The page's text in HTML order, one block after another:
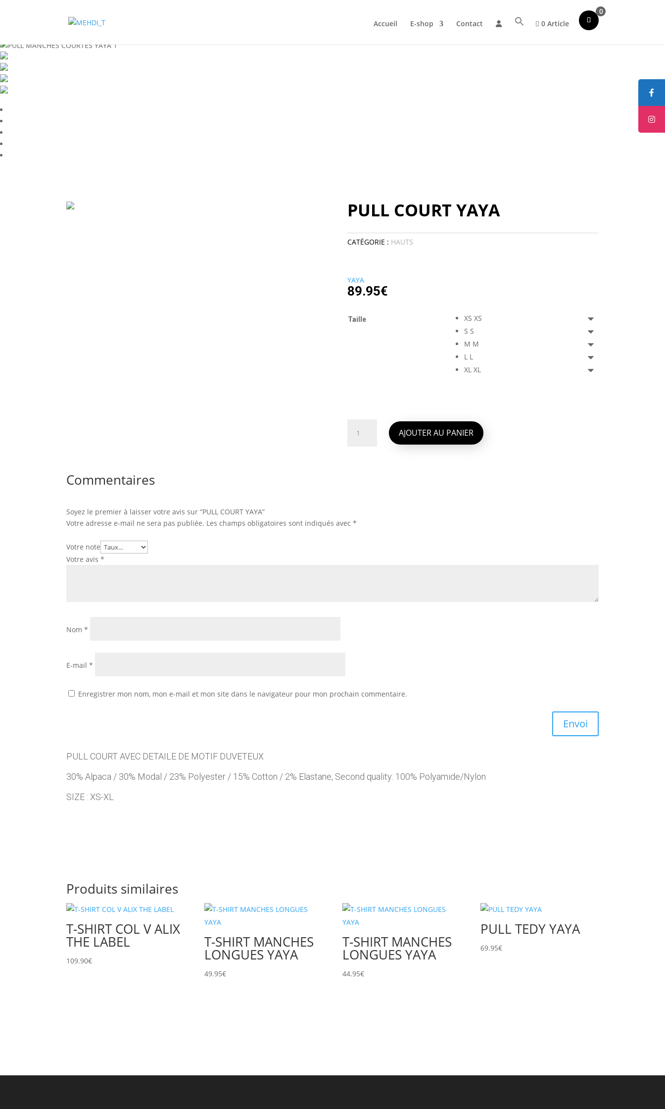
Accueil E-shop Contact 0 Article
0
PULL COURT YAYA
CATÉGORIE : HAUTS
YAYA
89.95€
Taille XS XS
S S
M M
L L
XL XL
PULL
AJOUTER AU PANIER
Commentaires
Soyez le premier à laisser votre avis sur “PULL COURT YAYA”
Votre adresse e-mail ne sera pas publiée. Les champs obligatoires sont indiqués avec*
Votre note
Votre avis*
Nom*
E-mail*
Enregistrer mon nom, mon e-mail et mon site dans le navigateur pour mon prochain commentaire.
Envoi
PULL COURT AVEC DETAILE DE MOTIF DUVETEUX
30% Alpaca / 30% Modal / 23% Polyester / 15% Cotton / 2% Elastane, Second quality: 100% Polyamide/Nylon
SIZE : XS-XL
Produits similaires
T-SHIRT COL V ALIX
THE LABEL
109.90€
T-SHIRT MANCHES
LONGUES YAYA
49.95€
T-SHIRT MANCHES
LONGUES YAYA
44.95€
PULL TEDY YAYA
69.95€